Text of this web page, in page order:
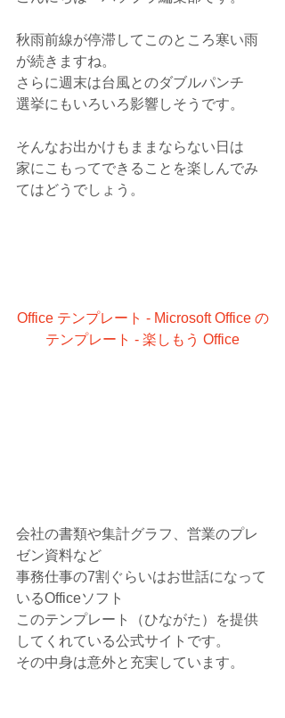
秋雨前線が停滞してこのところ寒い雨
が続きますね。
さらに週末は台風とのダブルパンチ
選挙にもいろいろ影響しそうです。
そんなお出かけもままならない日は
家にこもってできることを楽しんでみ
てはどうでしょう。
Office テンプレート - Microsoft Office の
テンプレート - 楽しもう Office
会社の書類や集計グラフ、営業のプレ
ゼン資料など
事務仕事の7割ぐらいはお世話になって
いるOfficeソフト
このテンプレート（ひながた）を提供
してくれている公式サイトです。
その中身は意外と充実しています。